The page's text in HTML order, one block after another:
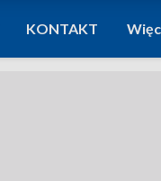
KONTAKT